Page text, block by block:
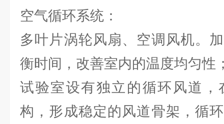
空气循环系统：
多叶片涡轮风扇、空调风机。
衡时间，改善室内的温度均匀性
试验室设有独立的循环风道，
构，形成稳定的风道骨架，循